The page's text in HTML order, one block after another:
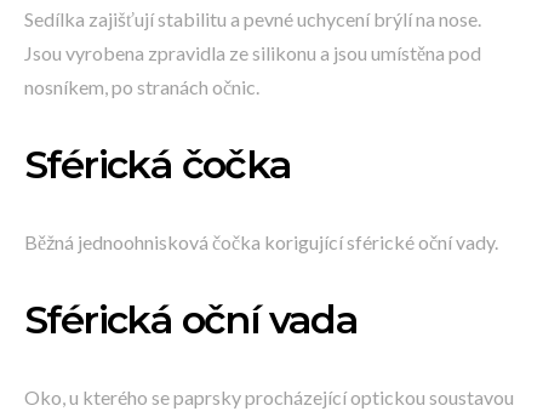
Sedílka zajišťují stabilitu a pevné uchycení brýlí na nose.
Jsou vyrobena zpravidla ze silikonu a jsou umístěna pod
nosníkem, po stranách očnic.
Sférická čočka
Běžná jednoohnisková čočka korigující sférické oční vady.
Sférická oční vada
Oko, u kterého se paprsky procházející optickou soustavou